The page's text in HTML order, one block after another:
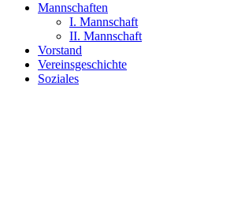
Mannschaften
I. Mannschaft
II. Mannschaft
Vorstand
Vereinsgeschichte
Soziales